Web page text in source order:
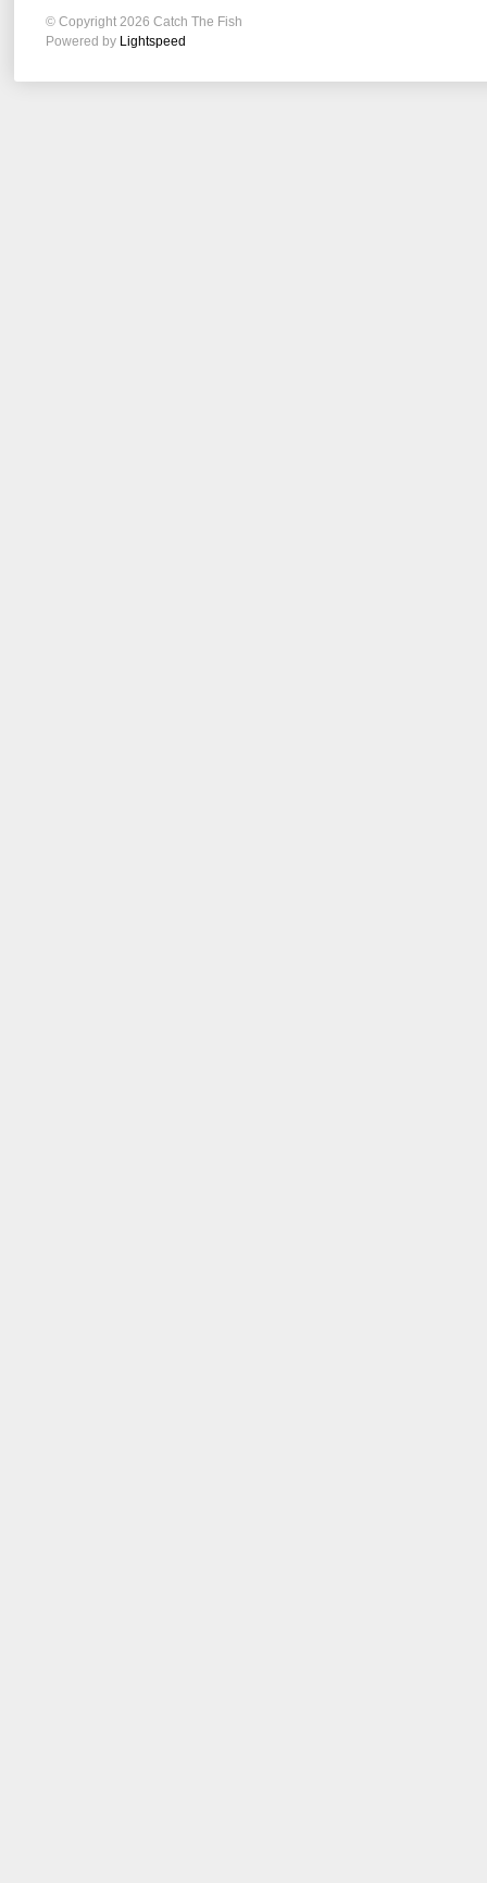
© Copyright 2026 Catch The Fish
Powered by Lightspeed